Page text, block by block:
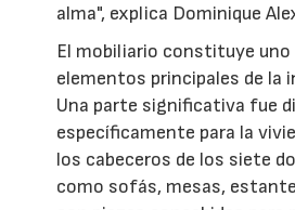
alma", explica Dominique
El mobiliario constituye uno
elementos principales de la
Una parte significativa fue
específicamente para la
los cabeceros de los siete
como sofás, mesas,